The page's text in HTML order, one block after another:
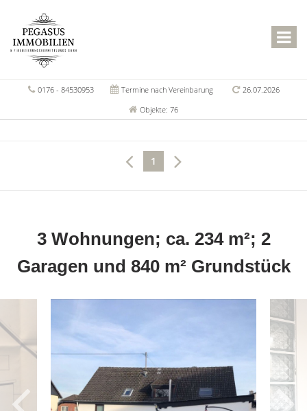
0176 - 84530953 Termine nach Vereinbarung
26.07.2026
Objekte: 76
1
3 Wohnungen; ca. 234 m²; 2
Garagen und 840 m² Grundstück